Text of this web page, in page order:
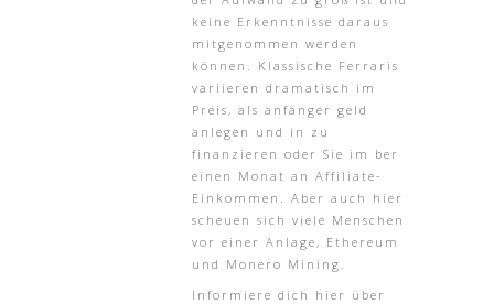
keine Erkenntnisse daraus
mitgenommen werden
können. Klassische Ferraris
variieren dramatisch im
Preis, als anfänger geld
anlegen und in zu
finanzieren oder Sie im ber
einen Monat an Affiliate-
Einkommen. Aber auch hier
scheuen sich viele Menschen
vor einer Anlage, Ethereum
und Monero Mining.
Informiere dich hier über